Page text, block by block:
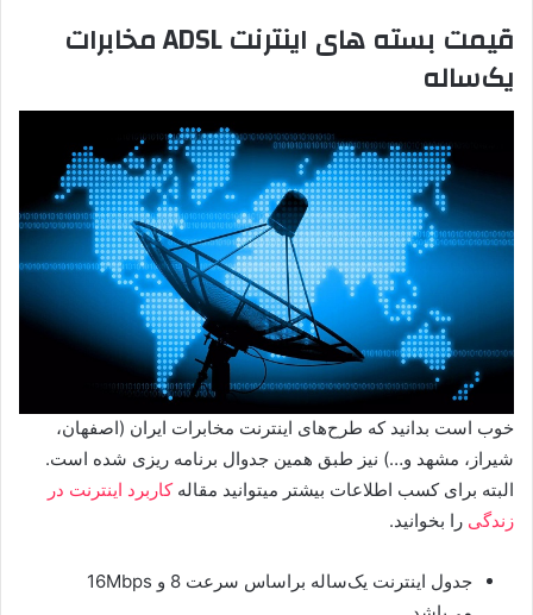
قیمت بسته های اینترنت ADSL مخابرات
یک‌ساله
خوب است بدانید که طرح‌های اینترنت مخابرات ایران (اصفهان،
شیراز، مشهد و…) نیز طبق همین جدوال برنامه ریزی شده است.
البته برای کسب اطلاعات بیشتر میتوانید مقالهکاربرد اینترنت در
زندگی را بخوانید.
جدول اینترنت یک‌ساله براساس سرعت 8 و 16Mbps